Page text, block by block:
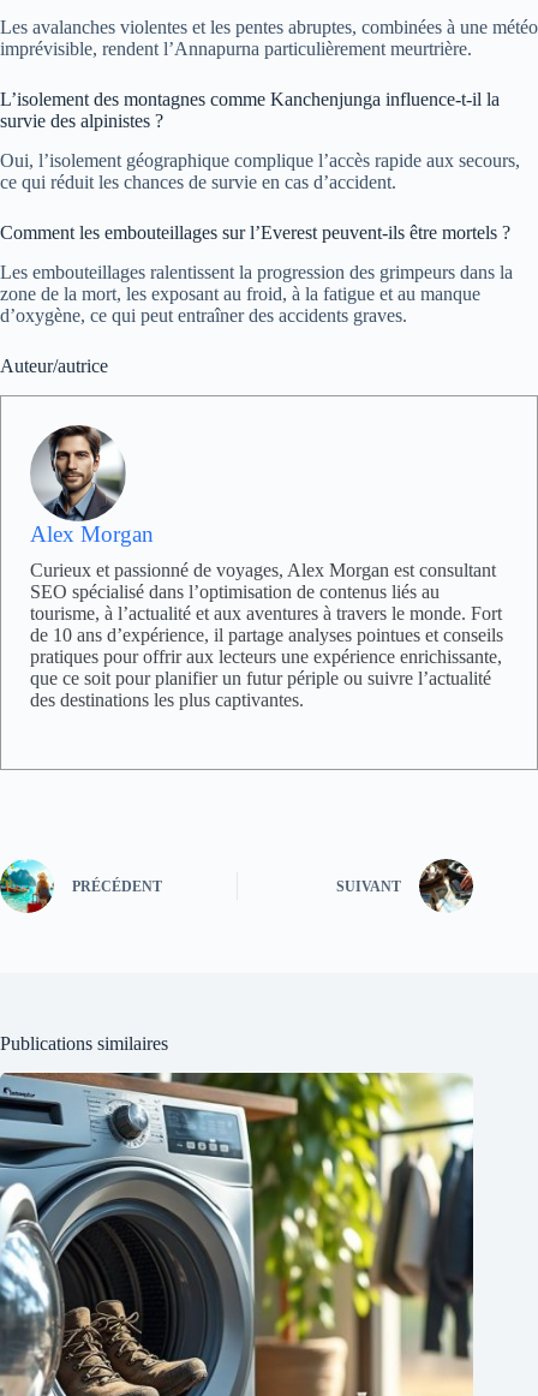
Les avalanches violentes et les pentes abruptes, combinées à une météo
imprévisible, rendent l’Annapurna particulièrement meurtrière.
L’isolement des montagnes comme Kanchenjunga influence-t-il la
survie des alpinistes ?
Oui, l’isolement géographique complique l’accès rapide aux secours,
ce qui réduit les chances de survie en cas d’accident.
Comment les embouteillages sur l’Everest peuvent-ils être mortels ?
Les embouteillages ralentissent la progression des grimpeurs dans la
zone de la mort, les exposant au froid, à la fatigue et au manque
d’oxygène, ce qui peut entraîner des accidents graves.
Auteur/autrice
Alex Morgan
Curieux et passionné de voyages, Alex Morgan est consultant
SEO spécialisé dans l’optimisation de contenus liés au
tourisme, à l’actualité et aux aventures à travers le monde. Fort
de 10 ans d’expérience, il partage analyses pointues et conseils
pratiques pour offrir aux lecteurs une expérience enrichissante,
que ce soit pour planifier un futur périple ou suivre l’actualité
des destinations les plus captivantes.
PRÉCÉDENT SUIVANT
Publications similaires